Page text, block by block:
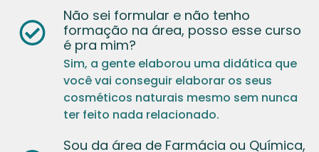
Não sei formular e não tenho
formação na área, posso esse curso
é pra mim?
Sim, a gente elaborou uma didática que
você vai conseguir elaborar os seus
cosméticos naturais mesmo sem nunca
ter feito nada relacionado.
Sou da área de Farmácia ou Química,